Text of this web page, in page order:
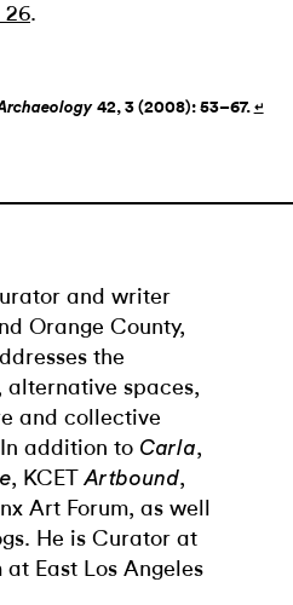
26.
42, 3 (2008): 53–67. ↵
and writer
Orange County,
the
spaces,
and collective
addition to Carla,
, KCETArtbound,
Art Forum, as well
He is Curator at
East Los Angeles